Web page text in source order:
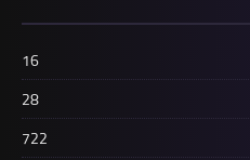
16
28
722